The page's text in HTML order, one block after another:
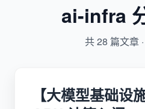
ai-infra
共 28 篇文章 ·
【大模型基础设